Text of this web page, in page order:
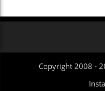
Copyright 2008 -